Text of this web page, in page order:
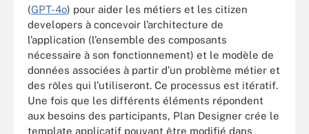
(GPT-4o) pour aider les métiers et les citizen
developers à concevoir l’architecture de
l’application (l’ensemble des composants
nécessaire à son fonctionnement) et le modèle de
données associées à partir d’un problème métier et
des rôles qui l’utiliseront. Ce processus est itératif.
Une fois que les différents éléments répondent
aux besoins des participants, Plan Designer crée le
template applicatif pouvant être modifié dans